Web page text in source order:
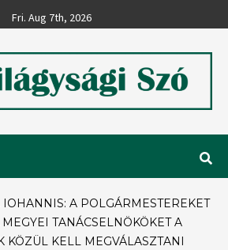
Fri. Aug 7th, 2026
Szó
IOHANNIS: A POLGÁRMESTEREKET
TANÁCSELNÖKÖKET A
KÖZÜL KELL MEGVÁLASZTANI